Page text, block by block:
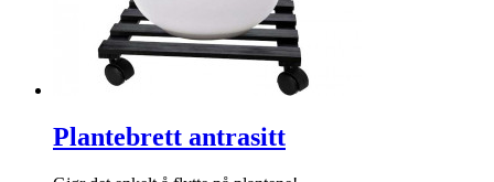
Plantebrett antrasitt